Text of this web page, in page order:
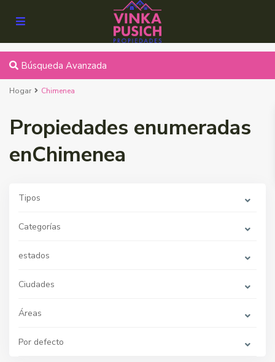
Búsqueda Avanzada
Hogar Chimenea
Propiedades enumeradas
enChimenea
Tipos
Categorías
estados
Ciudades
Áreas
Por defecto